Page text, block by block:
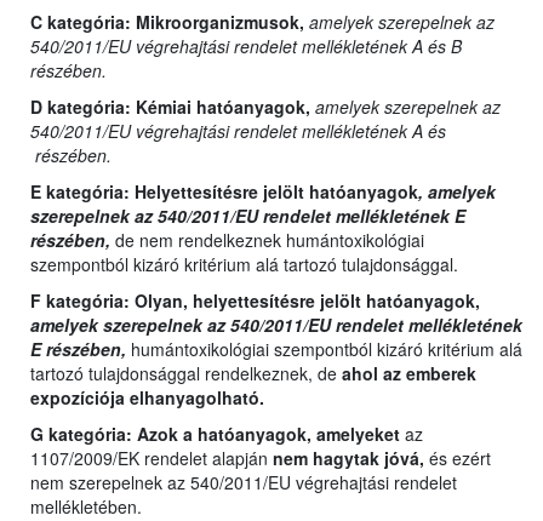
C kategória: Mikroorganizmusok, amelyek szerepelnek az
540/2011/EU végrehajtási rendelet mellékletének A és B
részében.
D kategória: Kémiai hatóanyagok, amelyek szerepelnek az
540/2011/EU végrehajtási rendelet mellékletének A és
részében.
E kategória: Helyettesítésre jelölt hatóanyagok, amelyek
szerepelnek az 540/2011/EU rendelet mellékletének E
részében, de nem rendelkeznek humántoxikológiai
szempontból kizáró kritérium alá tartozó tulajdonsággal.
F kategória: Olyan, helyettesítésre jelölt hatóanyagok,
amelyek szerepelnek az 540/2011/EU rendelet mellékletének
E részében, humántoxikológiai szempontból kizáró kritérium alá
tartozó tulajdonsággal rendelkeznek, de ahol az emberek
expozíciója elhanyagolható.
G kategória: Azok a hatóanyagok, amelyeket az
1107/2009/EK rendelet alapján nem hagytak jóvá, és ezért
nem szerepelnek az 540/2011/EU végrehajtási rendelet
mellékletében.